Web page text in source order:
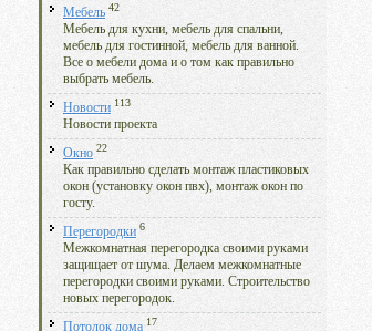
Мебель 42
Мебель для кухни, мебель для спальни,
мебель для гостинной, мебель для ванной.
Все о мебели дома и о том как правильно
выбрать мебель.
Новости 113
Новости проекта
Окно 22
Как правильно сделать монтаж пластиковых
окон (установку окон пвх), монтаж окон по
госту.
Перегородки 6
Межкомнатная перегородка своими руками
защищает от шума. Делаем межкомнатные
перегородки своими руками. Строительство
новых перегородок.
Потолок дома 17